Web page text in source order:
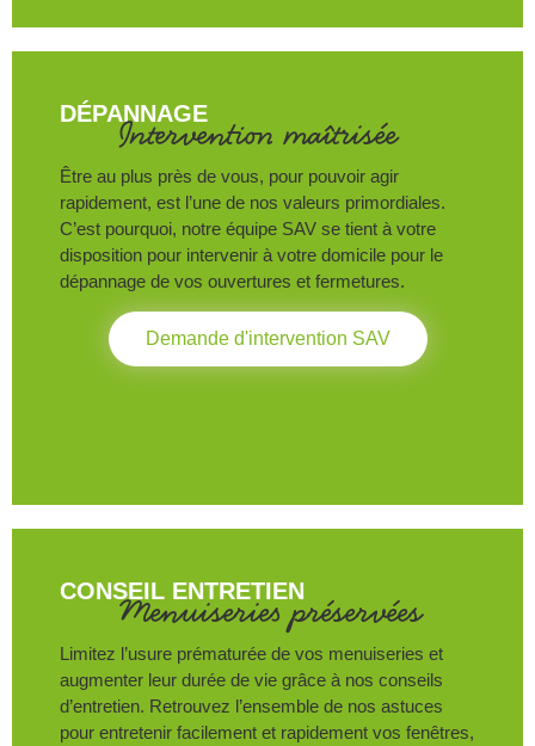
DÉPANNAGE
Intervention maîtrisée
Être au plus près de vous, pour pouvoir agir
rapidement, est l’une de nos valeurs primordiales.
C’est pourquoi, notre équipe SAV se tient à votre
disposition pour intervenir à votre domicile pour le
dépannage de vos ouvertures et fermetures.
Demande d'intervention SAV
CONSEIL ENTRETIEN
Menuiseries préservées
Limitez l’usure prématurée de vos menuiseries et
augmenter leur durée de vie grâce à nos conseils
d’entretien. Retrouvez l’ensemble de nos astuces
pour entretenir facilement et rapidement vos fenêtres,